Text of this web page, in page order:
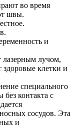
во время
швы.
и
лазерным лучом,
здоровые клетки и
специального
контакта с
сосудов. Эта
и